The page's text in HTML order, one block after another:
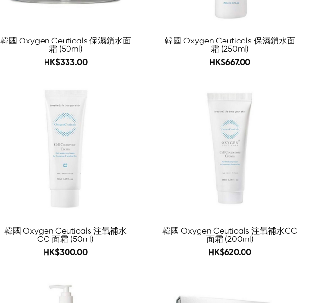
韓國 Oxygen Ceuticals 保濕鎖水面
霜 (50ml)
580
HK$333.00
韓國 Oxygen Ceuticals 保濕鎖水面
霜 (250ml)
960
HK$667.00
韓國 Oxygen Ceuticals 注氧補水
CC 面霜 (50ml)
548
HK$300.00
韓國 Oxygen Ceuticals 注氧補水CC
面霜 (200ml)
973
HK$620.00